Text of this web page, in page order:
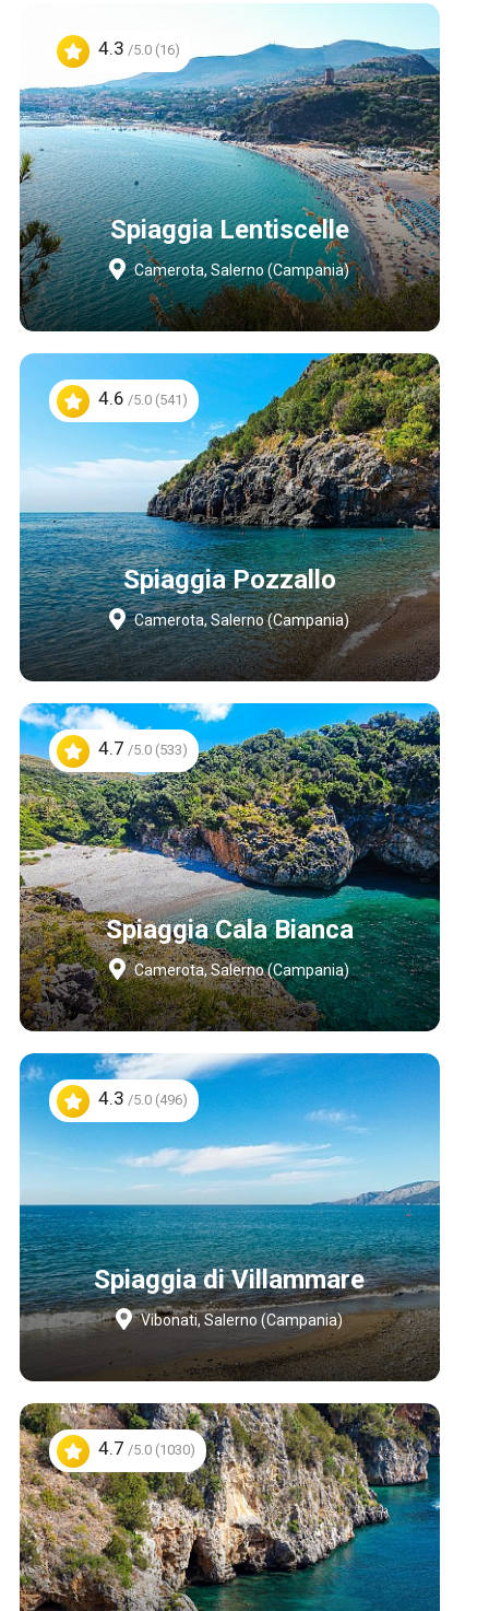
4.3 /5.0 (16)
Spiaggia Lentiscelle
Camerota, Salerno (Campania)
4.6 /5.0 (541)
Spiaggia Pozzallo
Camerota, Salerno (Campania)
4.7 /5.0 (533)
Spiaggia Cala Bianca
Camerota, Salerno (Campania)
4.3 /5.0 (496)
Spiaggia di Villammare
Vibonati, Salerno (Campania)
4.7 /5.0 (1030)